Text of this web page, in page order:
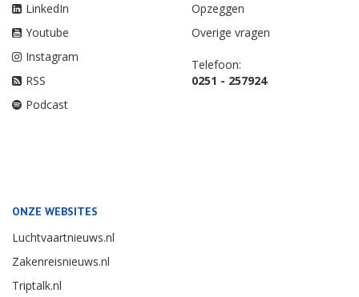
LinkedIn
Youtube
Instagram
RSS
Podcast
Opzeggen
Overige vragen
Telefoon:
0251 - 257924
ONZE WEBSITES
Luchtvaartnieuws.nl
Zakenreisnieuws.nl
Triptalk.nl